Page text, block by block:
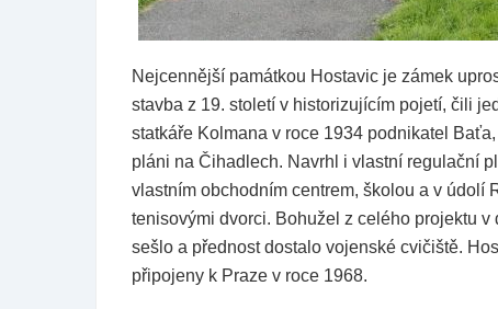
Nejcennější památkou Hostavic je zámek
stavba z 19. století v historizujícím pojetí, čili
statkáře Kolmana v roce 1934 podnikatel
pláni na Čihadlech. Navrhl i vlastní regulační
vlastním obchodním centrem, školou a v údolí
tenisovými dvorci. Bohužel z celého projektu
sešlo a přednost dostalo vojenské cvičiště.
připojeny k Praze v roce 1968.